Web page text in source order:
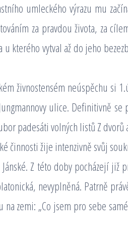
umleckého výrazu mu
za pravdou života, za
u kterého vytval až do jeho
živnostensém neúspěchu si
ulice. Definitivně
padesáti volných listů Z dvorů
činnosti žije intenzivně svůj
Z této doby pocházejí
nevyplněná. Patrně
na zemi: „Co jsem pro sebe